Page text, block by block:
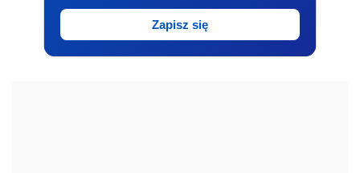
Zapisz się